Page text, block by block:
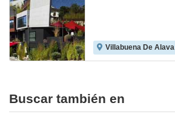
Villabuena De Alava
Buscar también en